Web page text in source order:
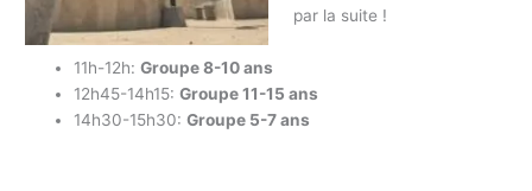
par la suite !
11h-12h:Groupe 8-10 ans
12h45-14h15:Groupe 11-15 ans
14h30-15h30:Groupe 5-7 ans